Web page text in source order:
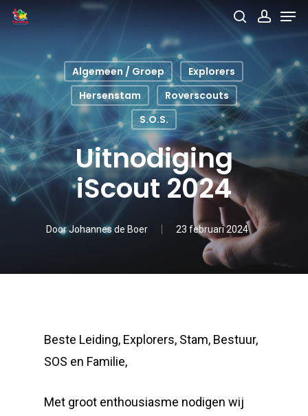
Skip
content
search
Algemeen / Groep
Explorers
Hersenstam
Roverscouts
S.O.S.
Uitnodiging
iScout 2024
DoorJohannes de Boer 23 februari 2024
Beste Leiding, Explorers, Stam, Bestuur,
SOS en Familie,
Met groot enthousiasme nodigen wij